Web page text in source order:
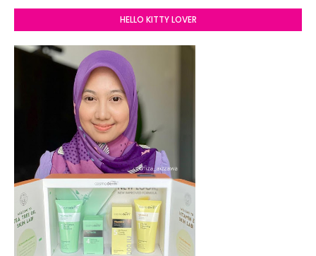
HELLO KITTY LOVER